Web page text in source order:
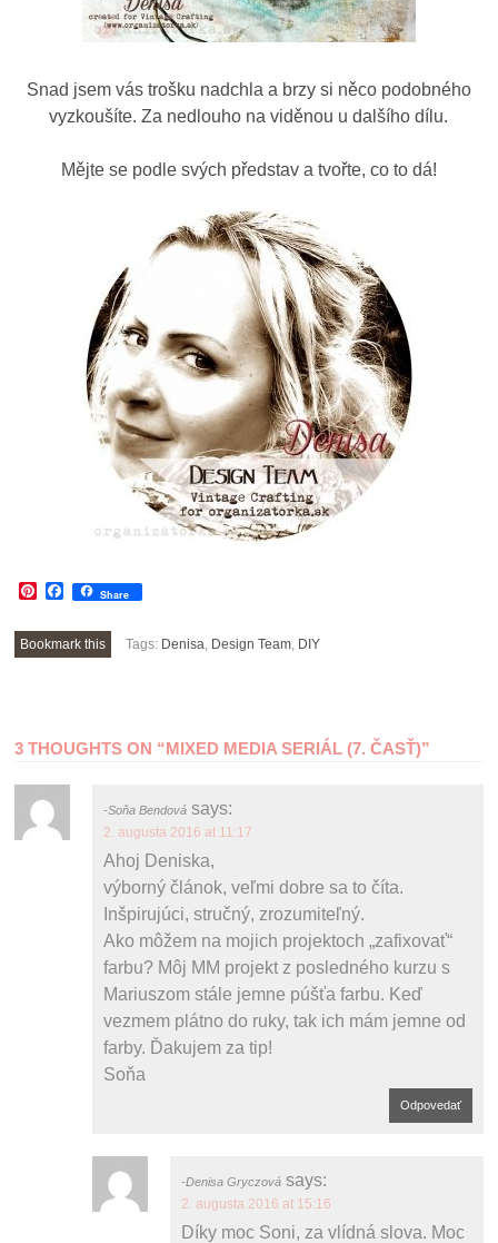
Snad jsem vás trošku nadchla a brzy si něco podobného
vyzkoušíte. Za nedlouho na viděnou u dalšího dílu.
Mějte se podle svých představ a tvořte, co to dá!
Pinterest
Facebook
Share
Bookmark this Tags: Denisa Design Team DIY
3 THOUGHTS ON “MIXED MEDIA SERIÁL (7. ČASŤ)”
Soňa Bendová says:
2. augusta 2016 at 11:17
Ahoj Deniska,
výborný článok, veľmi dobre sa to číta.
Inšpirujúci, stručný, zrozumiteľný.
Ako môžem na mojich projektoch „zafixovať“
farbu? Môj MM projekt z posledného kurzu s
Mariuszom stále jemne púšťa farbu. Keď
vezmem plátno do ruky, tak ich mám jemne od
farby. Ďakujem za tip!
Soňa
Odpovedať
Denisa Gryczová says:
2. augusta 2016 at 15:16
Díky moc Soni, za vlídná slova. Moc